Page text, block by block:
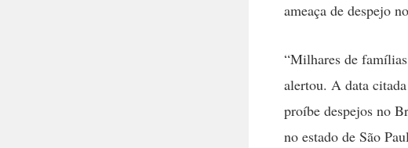
ameaça de despejo
“Milhares de
alertou. A data
proíbe despejos no
no estado de São